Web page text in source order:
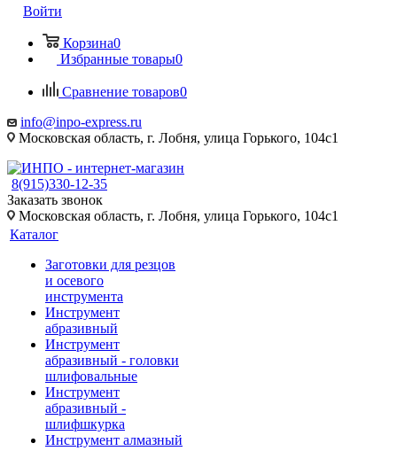
Войти
Корзина0
Избранные товары0
Сравнение товаров0
info@inpo-express.ru
Московская область, г. Лобня, улица Горького, 104с1
8(915)330-12-35
Заказать звонок
Московская область, г. Лобня, улица Горького, 104с1
Каталог
Заготовки для резцов
и осевого
инструмента
Инструмент
абразивный
Инструмент
абразивный - головки
шлифовальные
Инструмент
абразивный -
шлифшкурка
Инструмент алмазный